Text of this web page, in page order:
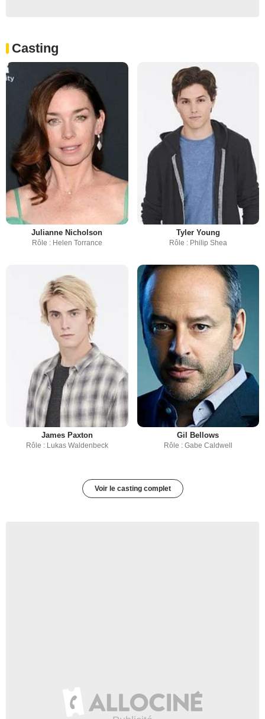
Casting
Julianne Nicholson
Rôle : Helen Torrance
Tyler Young
Rôle : Philip Shea
James Paxton
Rôle : Lukas Waldenbeck
Gil Bellows
Rôle : Gabe Caldwell
Voir le casting complet